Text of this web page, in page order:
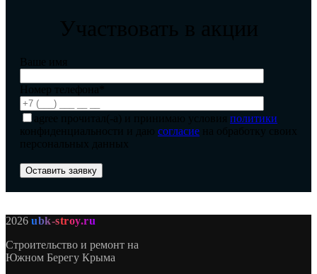
Участвовать в акции
Ваше имя
Номер телефона*
agree прочитал(-а) и принимаю условия политики
конфиденциальности и даю согласие на обработку своих
персональных данных
2026 ubk-stroy.ru
Строительство и ремонт на
Южном Берегу Крыма